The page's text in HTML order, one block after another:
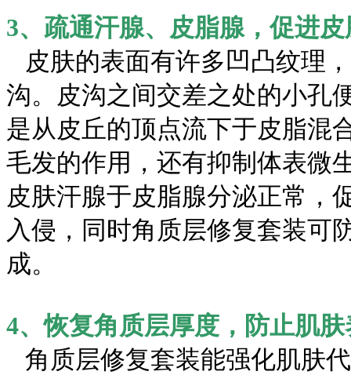
3、疏通汗腺、皮脂腺，促进
皮肤的表面有许多凹凸纹理
沟。皮沟之间交差之处的小孔
是从皮丘的顶点流下于皮脂混
毛发的作用，还有抑制体表微
皮肤汗腺于皮脂腺分泌正常，
入侵，同时角质层修复套装可
成。
4、恢复角质层厚度，防止肌
角质层修复套装能强化肌肤